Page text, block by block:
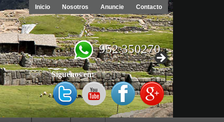
Inicio Nosotros Anuncie Contacto
952 350270
Síguenos en: